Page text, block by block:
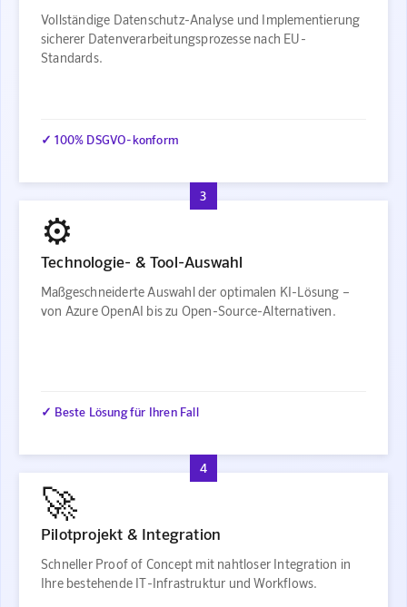
Vollständige Datenschutz-Analyse und Implementierung
sicherer Datenverarbeitungsprozesse nach EU-
Standards.
✓ 100% DSGVO-konform
3
⚙️
Technologie- & Tool-Auswahl
Maßgeschneiderte Auswahl der optimalen KI-Lösung –
von Azure OpenAI bis zu Open-Source-Alternativen.
✓ Beste Lösung für Ihren Fall
4
🚀
Pilotprojekt & Integration
Schneller Proof of Concept mit nahtloser Integration in
Ihre bestehende IT-Infrastruktur und Workflows.